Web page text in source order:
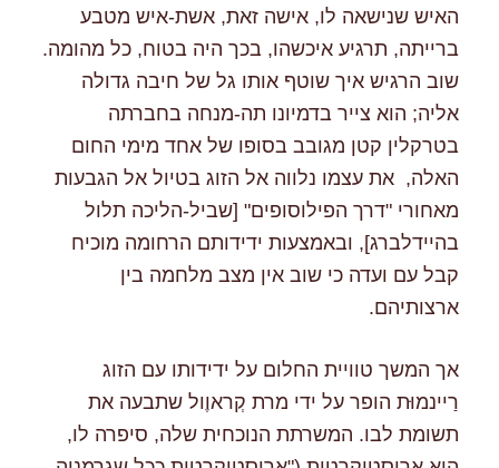
האיש שנישאה לו, אישה זאת, אשת-איש מטבע
ברייתה, תרגיע איכשהו, בכך היה בטוח, כל מהומה.
שוב הרגיש איך שוטף אותו גל של חיבה גדולה
אליה; הוא צייר בדמיונו תה-מנחה בחברתה
בטרקלין קטן מגובב בסופו של אחד מימי החום
האלה, את עצמו נלווה אל הזוג בטיול אל הגבעות
מאחורי "דרך הפילוסופים" [שביל-הליכה תלול
בהיידלברג], ובאמצעות ידידותם הרחומה מוכיח
קבל עם ועדה כי שוב אין מצב מלחמה בין
ארצותיהם.
אך המשך טוויית החלום על ידידותו עם הזוג
רַיינמוּּת הופר על ידי מרת קְראוֶול שתבעה את
תשומת לבו. המשרתת הנוכחית שלה, סיפרה לו,